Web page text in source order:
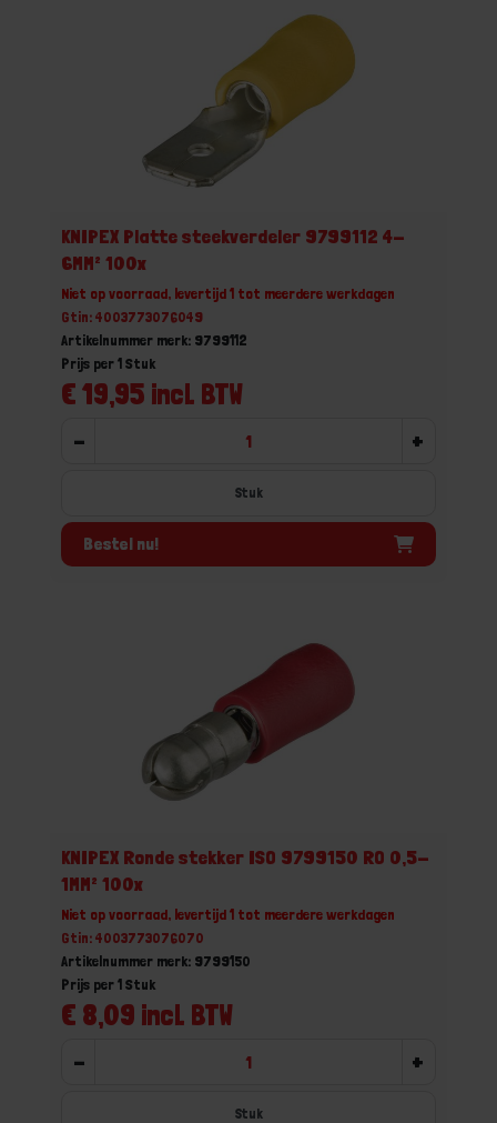
KNIPEX Platte steekverdeler 9799112 4-
6MM² 100x
Niet op voorraad, levertijd 1 tot meerdere werkdagen
Gtin: 4003773076049
Artikelnummer merk: 9799112
€ 19,95 incl. BTW
Prijs per 1 Stuk
- +
Stuk
Bestel nu!
KNIPEX Ronde stekker ISO 9799150 RO 0,5-
1MM² 100x
Niet op voorraad, levertijd 1 tot meerdere werkdagen
Gtin: 4003773076070
Artikelnummer merk: 9799150
€ 8,09 incl. BTW
Prijs per 1 Stuk
- +
Stuk